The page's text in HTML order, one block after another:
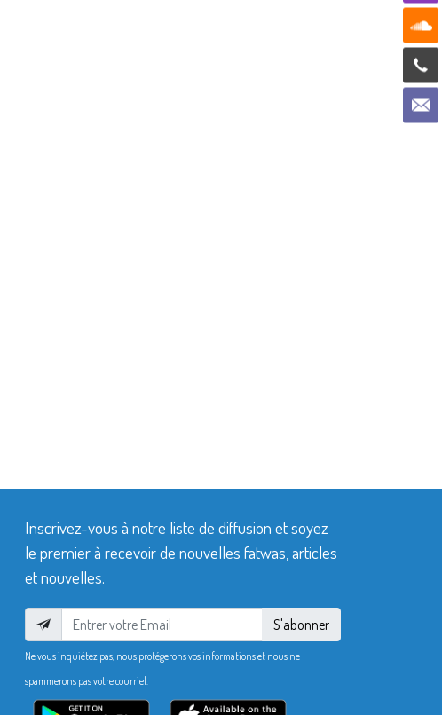
Inscrivez-vous à notre liste de diffusion et soyez
le premier à recevoir de nouvelles fatwas, articles
et nouvelles.
S'abonner
Ne vous inquiétez pas, nous protégerons vos informations et nous ne
spammerons pas votre courriel.